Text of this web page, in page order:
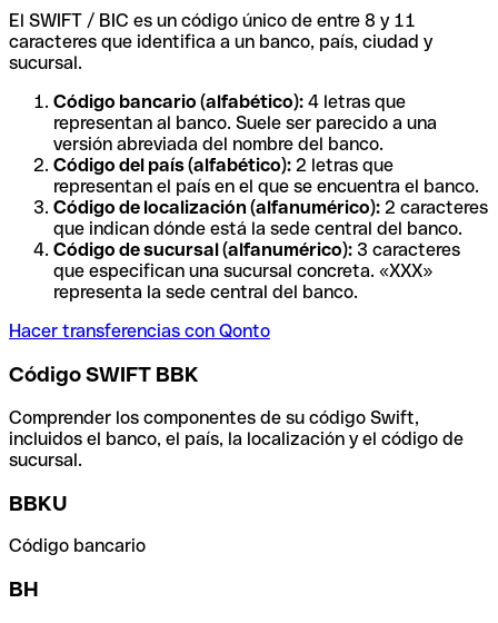
El SWIFT / BIC es un código único de entre 8 y 11
caracteres que identifica a un banco, país, ciudad y
sucursal.
Código bancario (alfabético): 4 letras que
representan al banco. Suele ser parecido a una
versión abreviada del nombre del banco.
Código del país (alfabético): 2 letras que
representan el país en el que se encuentra el banco.
Código de localización (alfanumérico): 2 caracteres
que indican dónde está la sede central del banco.
Código de sucursal (alfanumérico): 3 caracteres
que especifican una sucursal concreta. «XXX»
representa la sede central del banco.
Hacer transferencias con Qonto
Código SWIFT BBK
Comprender los componentes de su código Swift,
incluidos el banco, el país, la localización y el código de
sucursal.
BBKU
Código bancario
BH